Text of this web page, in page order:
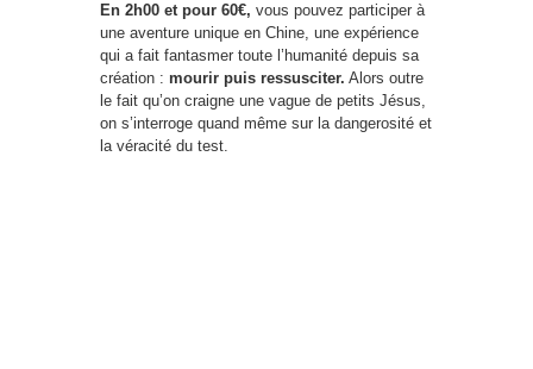
En 2h00 et pour 60€, vous pouvez participer à
une aventure unique en Chine, une expérience
qui a fait fantasmer toute l’humanité depuis sa
création : mourir puis ressusciter. Alors outre
le fait qu’on craigne une vague de petits Jésus,
on s’interroge quand même sur la dangerosité et
la véracité du test.